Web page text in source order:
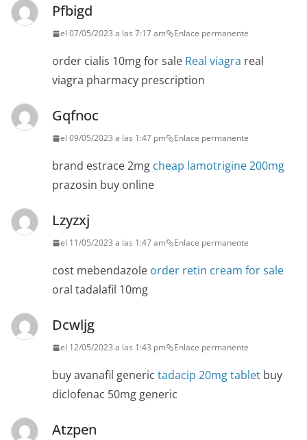
Pfbigd
el 07/05/2023 a las 7:17 am Enlace permanente
order cialis 10mg for sale Real viagra real
viagra pharmacy prescription
Gqfnoc
el 09/05/2023 a las 1:47 pm Enlace permanente
brand estrace 2mg cheap lamotrigine 200mg
prazosin buy online
Lzyzxj
el 11/05/2023 a las 1:47 am Enlace permanente
cost mebendazole order retin cream for sale
oral tadalafil 10mg
Dcwljg
el 12/05/2023 a las 1:43 pm Enlace permanente
buy avanafil generic tadacip 20mg tablet buy
diclofenac 50mg generic
Atzpen